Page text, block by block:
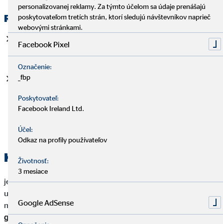
Riziká riešia najčastejšie krytie:
pre prípad úrazu alebo choroby
alebo poberaní invalidného dôchodku) a úhrade
lieky...)
Kapitálové životné poistenie
je zmiešané poistenie. Kombinuje krytie rizík a dožitie sa
určitého veku so zhodnocovaním – tzv. technickou úrokovou
mierou a tiež podielmi na zisku poisťovne. Nazýva sa aj ako
garantované zhodnocovanie.
personalizovanej reklamy. Za týmto účelom sa údaje prenášajú
poskytovateľom tretích strán, ktorí sledujú návštevníkov naprieč
webovými stránkami.
Facebook Pixel
Označenie:
_fbp
Poskytovateľ:
Facebook Ireland Ltd.
Účel:
Odkaz na profily používateľov
Životnosť:
3 mesiace
Google AdSense